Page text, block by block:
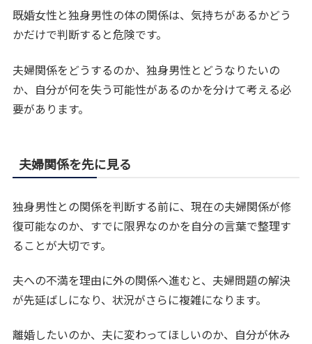
既婚女性と独身男性の体の関係は、気持ちがあるかどう
かだけで判断すると危険です。
夫婦関係をどうするのか、独身男性とどうなりたいの
か、自分が何を失う可能性があるのかを分けて考える必
要があります。
夫婦関係を先に見る
独身男性との関係を判断する前に、現在の夫婦関係が修
復可能なのか、すでに限界なのかを自分の言葉で整理す
ることが大切です。
夫への不満を理由に外の関係へ進むと、夫婦問題の解決
が先延ばしになり、状況がさらに複雑になります。
離婚したいのか、夫に変わってほしいのか、自分が休み